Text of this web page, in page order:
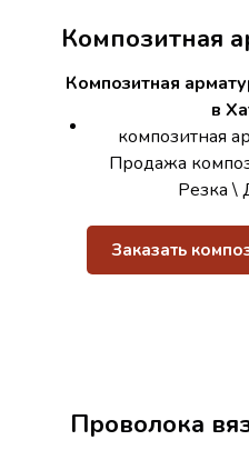
Композитная
Композитная
в
композитная
Продажа
Резка \
Заказать
Проволока